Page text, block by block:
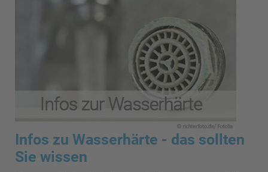
Infos zu Wasserhärte - das sollten
Sie wissen